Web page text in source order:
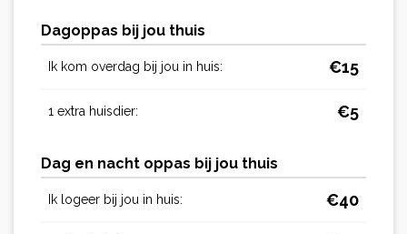
Dagoppas bij jou thuis
Ik kom overdag bij jou in huis: €15
1 extra huisdier: €5
Dag en nacht oppas bij jou thuis
Ik logeer bij jou in huis: €40